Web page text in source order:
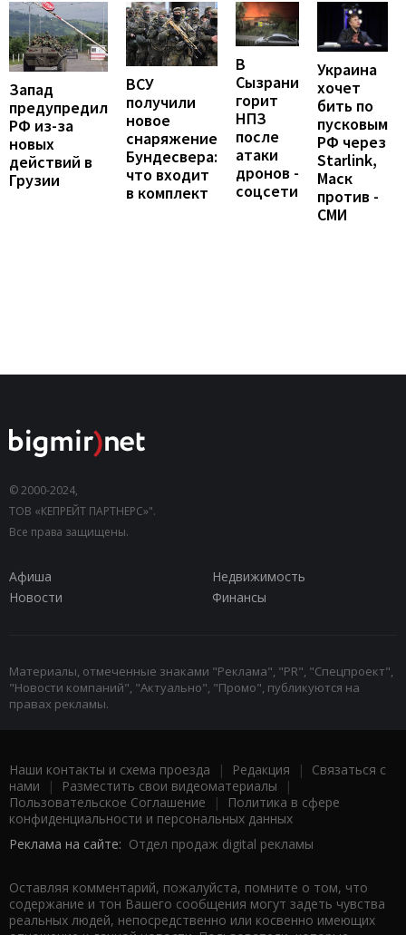
Запад
предупредил
РФ из-за
новых
действий в
Грузии
ВСУ
получили
новое
снаряжение
Бундесвера:
что входит
в комплект
В
Сызрани
горит
НПЗ
после
атаки
дронов -
соцсети
Украина
хочет
бить по
пусковым
РФ через
Starlink,
Маск
против -
СМИ
© 2000-2024,
ТОВ «КЕПРЕЙТ ПАРТНЕРС»".
Все права защищены.
Афиша
Недвижимость
Новости
Финансы
Материалы, отмеченные знаками "Реклама", "PR", "Спецпроект",
"Новости компаний", "Актуально", "Промо", публикуются на
правах рекламы.
Наши контакты и схема проезда | Редакция | Связаться с
нами | Разместить свои видеоматериалы |
Пользовательское Соглашение |
Политика в сфере
конфиденциальности и персональных данных
Реклама на сайте: Отдел продаж digital рекламы
Оставляя комментарий, пожалуйста, помните о том, что
содержание и тон Вашего сообщения могут задеть чувства
реальных людей, непосредственно или косвенно имеющих